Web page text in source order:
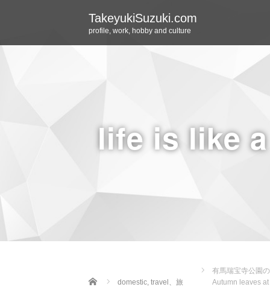
TakeyukiSuzuki.com
profile, work, hobby and culture
life is like
Home domestic, travel、旅
有馬瑞宝寺公園
Autumn leaves